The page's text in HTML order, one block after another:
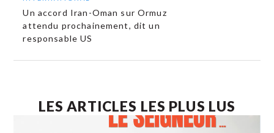
Un accord Iran-Oman sur Ormuz
attendu prochainement, dit un
responsable US
LES ARTICLES LES PLUS LUS